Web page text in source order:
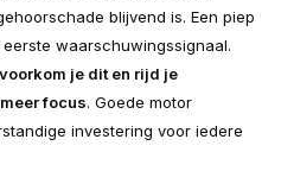
blijvend is. Een piep
waarschuwingssignaal.
je dit en rijd je
focus. Goede motor
investering voor iedere